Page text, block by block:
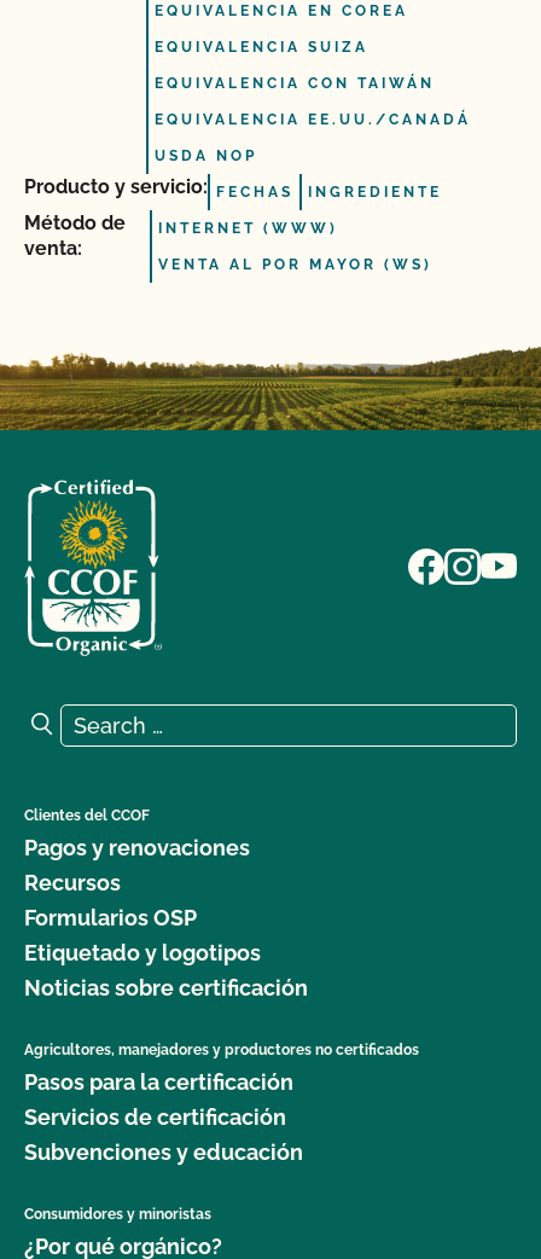
EQUIVALENCIA EN COREA
EQUIVALENCIA SUIZA
EQUIVALENCIA CON TAIWÁN
EQUIVALENCIA EE.UU./CANADÁ
USDA NOP
Producto y servicio: FECHAS INGREDIENTE
Método de
venta:
INTERNET (WWW)
VENTA AL POR MAYOR (WS)
Search for:
Search
Clientes del CCOF
Pagos y renovaciones
Recursos
Formularios OSP
Etiquetado y logotipos
Noticias sobre certificación
Agricultores, manejadores y productores no certificados
Pasos para la certificación
Servicios de certificación
Subvenciones y educación
Consumidores y minoristas
¿Por qué orgánico?